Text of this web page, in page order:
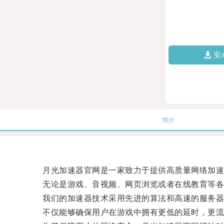
安
简介
月光加速器官网是一家致力于提供高质量网络加速
无论是游戏、音视频、网页浏览或者在线教育等各
我们的加速器技术采用先进的算法和高速的服务器
不仅能够确保用户在游戏中拥有更低的延时，更流